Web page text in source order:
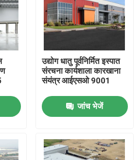
उद्योग धातु पूर्वनिर्मित इस्पात
संरचना कार्यशाला कारखाना
संयंत्र आईएसओ 9001
जांच भेजें